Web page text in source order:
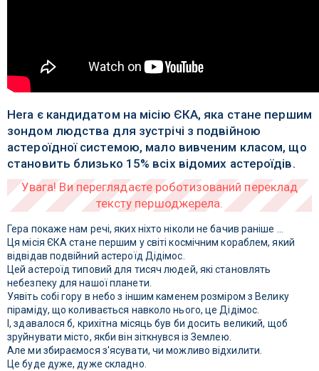
Hera є кандидатом на місію ЄКА, яка стане першим
зондом людства для зустрічі з подвійною
астероїдної системою, мало вивченим класом, що
становить близько 15% всіх відомих астероїдів.
Гера покаже нам речі, яких ніхто ніколи не бачив раніше ...
Ця місія ЄКА стане першим у світі космічним кораблем, який
відвідав подвійний астероїд Дідімос.
Цей астероїд типовий для тисяч людей, які становлять
небезпеку для нашої планети.
Уявіть собі гору в небо з іншим каменем розміром з Велику
піраміду, що коливається навколо нього, це Дідімос.
І, здавалося б, крихітна місяць був би досить великий, щоб
зруйнувати місто, якби він зіткнувся із Землею.
Але ми збираємося з'ясувати, чи можливо відхилити.
Це буде дуже, дуже складно.